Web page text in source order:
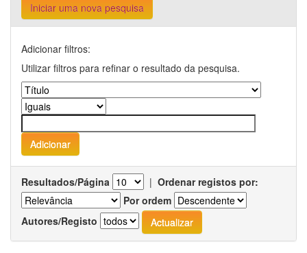
Iniciar uma nova pesquisa
Adicionar filtros:
Utilizar filtros para refinar o resultado da pesquisa.
Resultados/Página | Ordenar registos por:
Por ordem
Autores/Registo